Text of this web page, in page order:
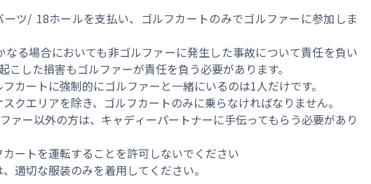
ホールを支払い、ゴルフカートのみでゴルファーに参加しま
においても非ゴルファーに発生した事故について責任を負い
こした損害もゴルファーが責任を負う必要があります。
に強制的にゴルファーと一緒にいるのは1人だけです。
アを除き、ゴルフカートのみに乗らなければなりません。
外の方は、キャディーパートナーに手伝ってもらう必要があり
を運転することを許可しないでください
な服装のみを着用してください。